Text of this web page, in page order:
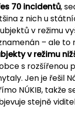
70 incidentů,
z nich u
v režimu
– ale to
v režimu
s rozšířenou
Jen je řešil
NÚKIB, takže
stejně